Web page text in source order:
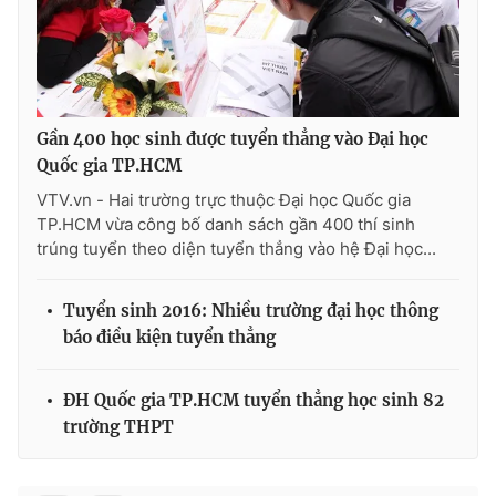
THỜI BÁO VTV
Theo dõi báo trên
Cơ quan báo chí:Thời báo VTV
Giấy phép hoạt động báo in và báo điện tử số 483/GP-BTTTT
Tổng Biên tập:Vũ Thanh Thủy
Phó Tổng Biên tập:Nguyễn Thị Mỹ Hạnh, Phạm Quốc Thắng,
Gần 400 học sinh được tuyển thẳng vào Đại học
Quốc gia TP.HCM
VTV.vn - Hai trường trực thuộc Đại học Quốc gia
TP.HCM vừa công bố danh sách gần 400 thí sinh
trúng tuyển theo diện tuyển thẳng vào hệ Đại học...
Tuyển sinh 2016: Nhiều trường đại học thông
báo điều kiện tuyển thẳng
ĐH Quốc gia TP.HCM tuyển thẳng học sinh 82
trường THPT